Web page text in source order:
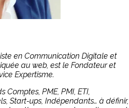
en Communication Digitale et
au web, est le Fondateur et
Expertisme.
PME, PMI, ETI,
Start-ups, Indépendants… à définir,